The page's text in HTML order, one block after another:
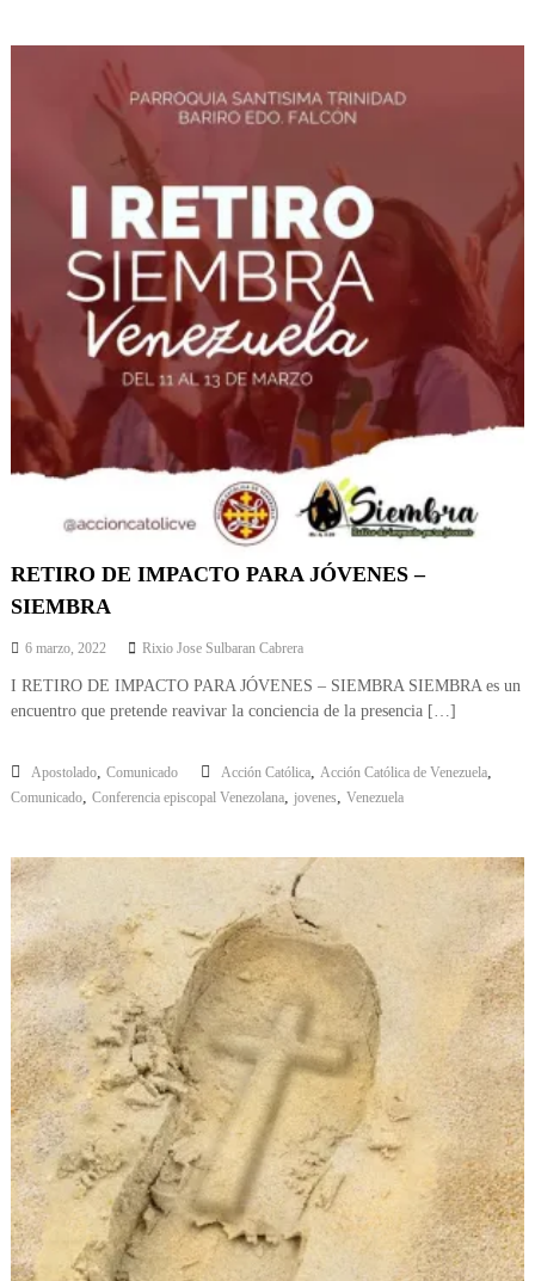
RETIRO DE IMPACTO PARA JÓVENES –
SIEMBRA
6 marzo, 2022 Rixio Jose Sulbaran Cabrera
I RETIRO DE IMPACTO PARA JÓVENES – SIEMBRA SIEMBRA es un
encuentro que pretende reavivar la conciencia de la presencia […]
Apostolado, Comunicado Acción Católica, Acción Católica de Venezuela,
Comunicado, Conferencia episcopal Venezolana, jovenes Venezuela